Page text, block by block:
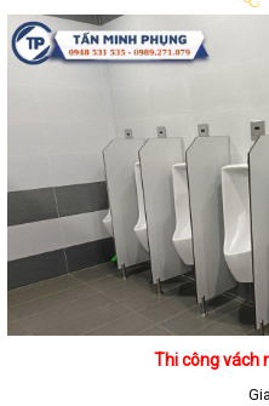
Thi công vách